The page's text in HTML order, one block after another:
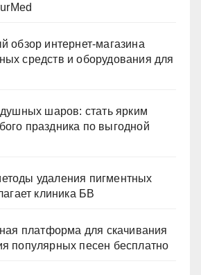
интернет-магазина
средств и оборудования для
шаров: стать ярким
праздника по выгодной
удаления пигментных
клиника БВ
платформа для скачивания
популярных песен бесплатно